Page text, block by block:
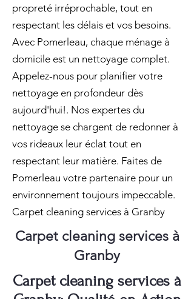
propreté irréprochable, tout en
respectant les délais et vos besoins.
Avec Pomerleau, chaque ménage à
domicile est un nettoyage complet.
Appelez-nous pour planifier votre
nettoyage en profondeur dès
aujourd'hui!. Nos expertes du
nettoyage se chargent de redonner à
vos rideaux leur éclat tout en
respectant leur matière. Faites de
Pomerleau votre partenaire pour un
environnement toujours impeccable.
Carpet cleaning services à Granby
Carpet cleaning services à
Granby
Carpet cleaning services à